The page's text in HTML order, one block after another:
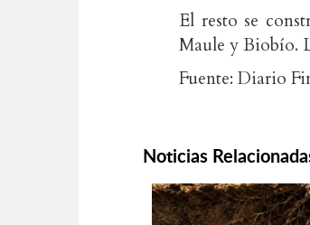
El resto se
Maule y Biobío.
Fuente: Diario
Noticias